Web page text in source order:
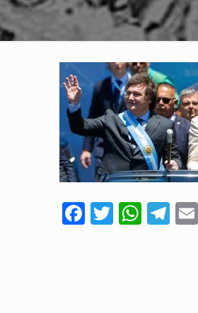
Facebook
Twitter